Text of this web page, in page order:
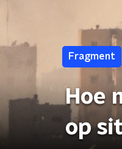
Fragment
Hoe
op